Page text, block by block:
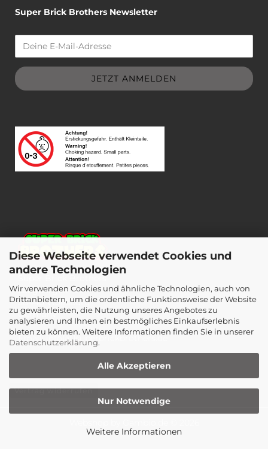
Diese Webseite verwendet Cookies und
andere Technologien
Wir verwenden Cookies und ähnliche Technologien, auch von
Drittanbietern, um die ordentliche Funktionsweise der Website
zu gewährleisten, die Nutzung unseres Angebotes zu
analysieren und Ihnen ein bestmögliches Einkaufserlebnis
bieten zu können. Weitere Informationen finden Sie in unserer
Datenschutzerklärung.
Alle Akzeptieren
Nur Notwendige
Weitere Informationen
Super Brick Brothers Newsletter
Super Brick Brothers
Laagbergstr. 35
38440 Wolfsburg
Germany
Email: info[at]superbrickbrothers.de
Vertrag widerrufen